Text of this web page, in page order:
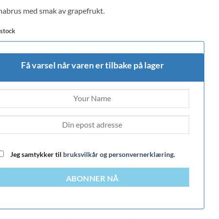
med smak av grapefrukt.
Få varsel når varen er tilbake på lager
Jeg samtykker til bruksvilkår og personvernerklæring.
ABONNER NÅ